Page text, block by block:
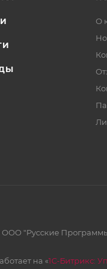
О
ООО "Русские
на «1С-Битрикс: